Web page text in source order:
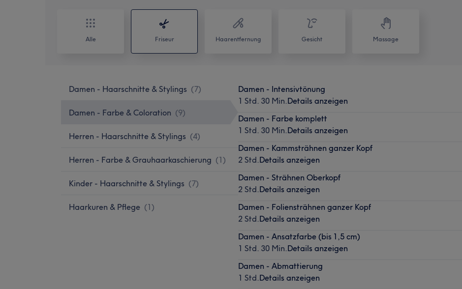
Alle Friseur Haarentfernung Gesicht Massage
Damen - Haarschnitte & Stylings (7)
Damen - Farbe & Coloration (9)
Herren - Haarschnitte & Stylings (4)
Herren - Farbe & Grauhaarkaschierung (1)
Kinder - Haarschnitte & Stylings (7)
Haarkuren & Pflege (1)
Damen - Intensivtönung
1 Std. 30 Min.Details anzeigen
Damen - Farbe komplett
1 Std. 30 Min.Details anzeigen
Damen - Kammsträhnen ganzer Kopf
2 Std.Details anzeigen
Damen - Strähnen Oberkopf
2 Std.Details anzeigen
Damen - Foliensträhnen ganzer Kopf
2 Std.Details anzeigen
Damen - Ansatzfarbe (bis 1,5 cm)
1 Std. 30 Min.Details anzeigen
Damen - Abmattierung
1 Std.Details anzeigen